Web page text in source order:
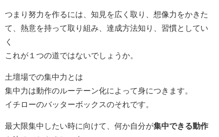
つまり努力を作るには、知見を広く取り、想像力をかきた
て、熱意を持って取り組み、達成方法知り、習慣としてい
く
これが１つの道ではないでしょうか。
土壇場での集中力とは
集中力は動作のルーテーン化によって身につきます。
イチローのバッターボックスのそれです。
最大限集中したい時に向けて、何か自分が集中できる動作